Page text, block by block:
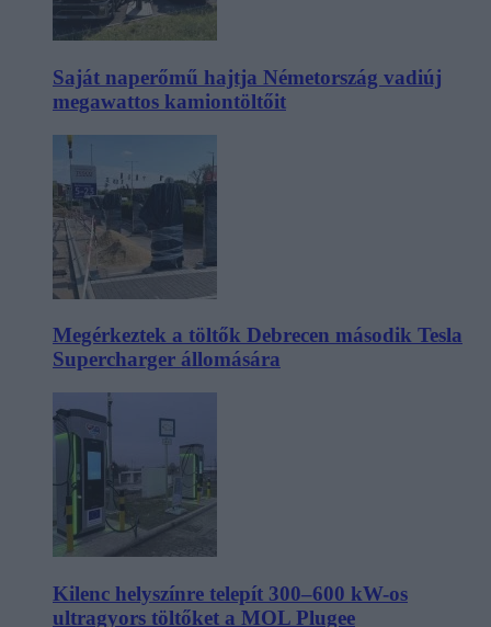
Saját naperőmű hajtja Németország vadiúj
megawattos kamiontöltőit
Megérkeztek a töltők Debrecen második Tesla
Supercharger állomására
Kilenc helyszínre telepít 300–600 kW-os
ultragyors töltőket a MOL Plugee